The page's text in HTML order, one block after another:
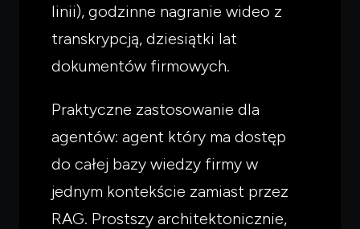
linii), godzinne nagranie wideo z
transkrypcją, dziesiątki lat
dokumentów firmowych.
Praktyczne zastosowanie dla
agentów: agent który ma dostęp
do całej bazy wiedzy firmy w
jednym kontekście zamiast przez
RAG. Prostszy architektonicznie,